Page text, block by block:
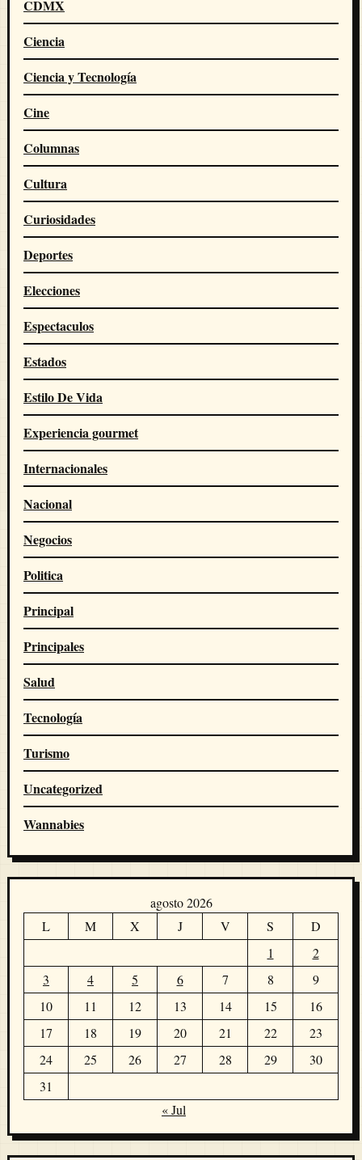
CDMX
Ciencia
Ciencia y Tecnología
Cine
Columnas
Cultura
Curiosidades
Deportes
Elecciones
Espectaculos
Estados
Estilo De Vida
Experiencia gourmet
Internacionales
Nacional
Negocios
Politica
Principal
Principales
Salud
Tecnología
Turismo
Uncategorized
Wannabies
agosto 2026
L
M X J V S
D
1
2
3
4 5 6 7 8
9
10
11 12 13 14 15
16
17
18 19 20 21 22
23
24
25 26 27 28 29
30
31
« Jul